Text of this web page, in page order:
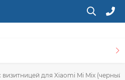
визитницей для Xiaomi Mi Mix (черный)